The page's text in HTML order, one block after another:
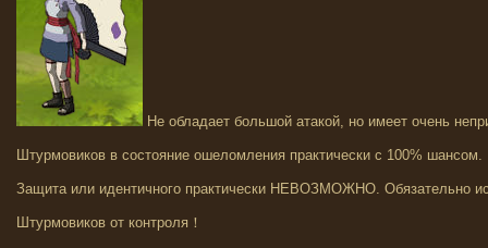
Не обладает большой атакой, но имеет очень
Штурмовиков в состояние ошеломления практически с 100% шансом.
Защита или идентичного практически НЕВОЗМОЖНО. Обязательно
Штурмовиков от контроля！